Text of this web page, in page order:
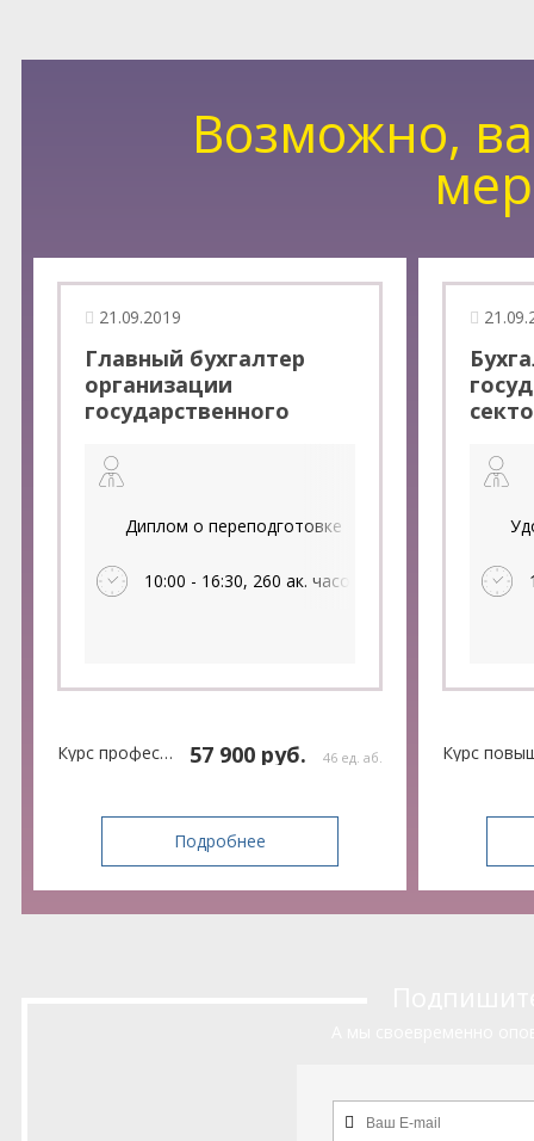
Возможно,
21.09.2019
Главный бухгалтер
организации
государственного
Диплом о переподготовке
10:00 - 16:30, 260 ак. часов
Курс профессиональной переподготовки 57 900 руб. 46 ед. аб.
Подробнее